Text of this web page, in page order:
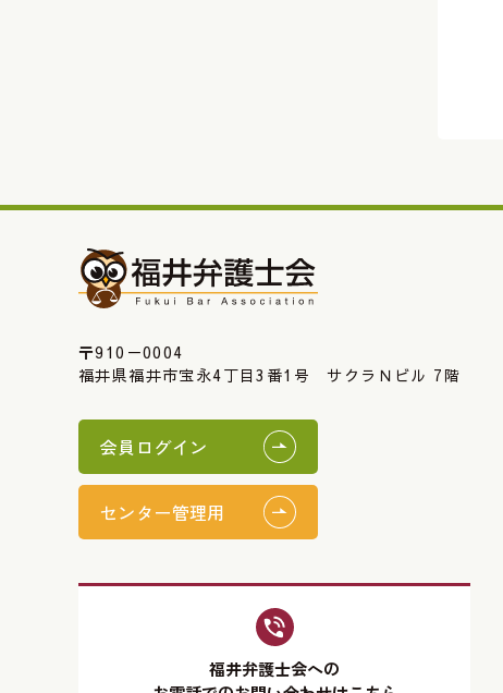
〒910－0004
福井県福井市宝永4丁目3番1号 サクラＮビル 7階
会員ログイン
センター管理用
福井弁護士会への